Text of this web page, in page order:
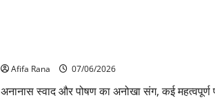
Afifa Rana 07/06/2026
अनानास स्वाद और पोषण का अनोखा संग, कई महत्वपूर्ण